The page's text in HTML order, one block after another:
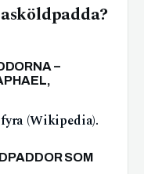
–
(Wikipedia).
SOM